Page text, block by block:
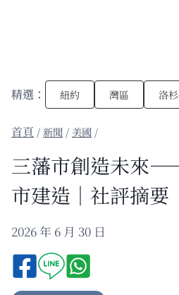
精選： 紐約 灣區 洛
/新聞 / 美國 /
三藩市創造未來
市建造｜社評摘要
2026 年 6 月 30 日